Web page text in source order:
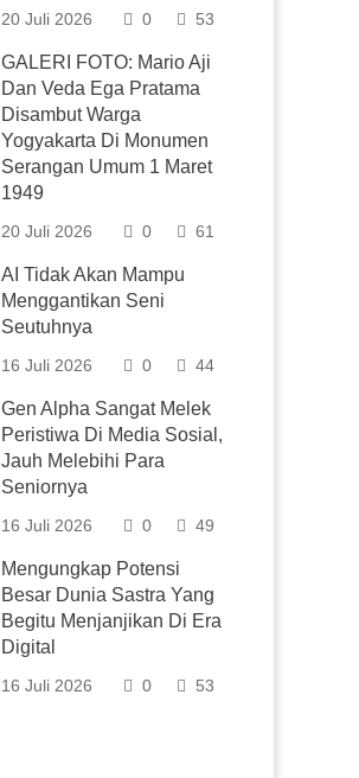
20 Juli 2026 0 53
GALERI FOTO: Mario Aji
Dan Veda Ega Pratama
Disambut Warga
Yogyakarta Di Monumen
Serangan Umum 1 Maret
1949
20 Juli 2026 0 61
AI Tidak Akan Mampu
Menggantikan Seni
Seutuhnya
16 Juli 2026 0 44
Gen Alpha Sangat Melek
Peristiwa Di Media Sosial,
Jauh Melebihi Para
Seniornya
16 Juli 2026 0 49
Mengungkap Potensi
Besar Dunia Sastra Yang
Begitu Menjanjikan Di Era
Digital
16 Juli 2026 0 53